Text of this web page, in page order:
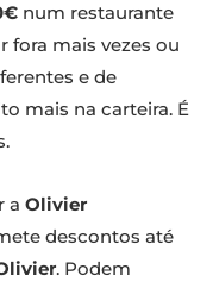
num restaurante
fora mais vezes ou
e de
mais na carteira. É
a Olivier
descontos até
. Podem